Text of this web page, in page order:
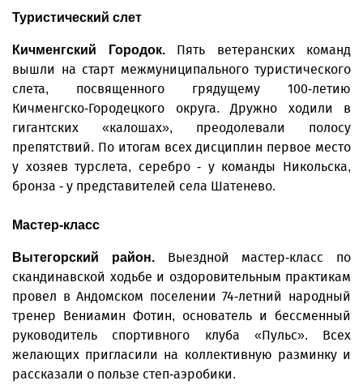
Туристический слет
Кичменгский Городок.Пять ветеранских команд
вышли на старт межмуниципального туристического
слета, посвященного грядущему 100-летию
Кичменгско-Городецкого округа. Дружно ходили в
гигантских «калошах», преодолевали полосу
препятствий. По итогам всех дисциплин первое место
у хозяев турслета, серебро - у команды Никольска,
бронза - у представителей села Шатенево.
Мастер-класс
Вытегорский район.Выездной мастер-класс по
скандинавской ходьбе и оздоровительным практикам
провел в Андомском поселении 74-летний народный
тренер Вениамин Фотин, основатель и бессменный
руководитель спортивного клуба «Пульс». Всех
желающих пригласили на коллективную разминку и
рассказали о пользе степ-аэробики.